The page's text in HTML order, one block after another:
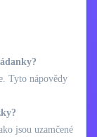
Tyto nápovědy
jsou uzamčené